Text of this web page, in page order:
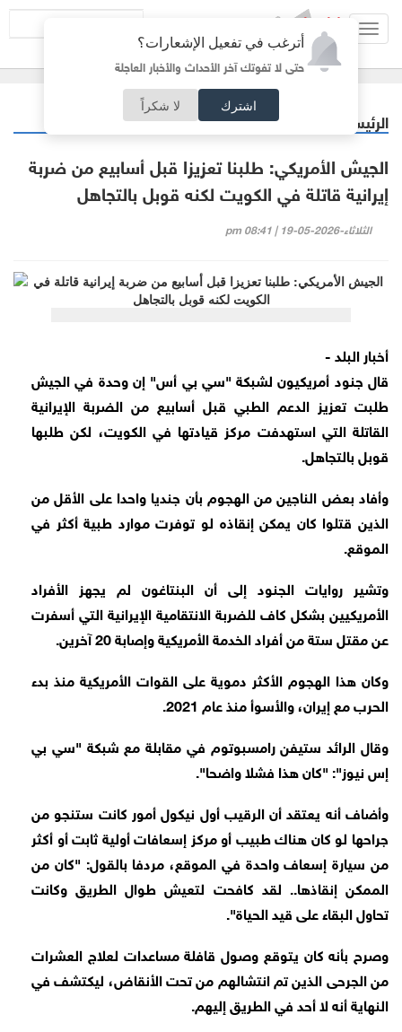
أترغب في تفعيل الإشعارات؟
حتى لا تفوتك آخر الأحداث والأخبار العاجلة
اشترك لا شكراً
الرئيسية عربي دولي
الجيش الأمريكي: طلبنا تعزيزا قبل أسابيع من ضربة
إيرانية قاتلة في الكويت لكنه قوبل بالتجاهل
الثلاثاء-2026-05-19 | 08:41 pm
أخبار البلد -
قال جنود أمريكيون لشبكة "سي بي أس" إن وحدة في الجيش
طلبت تعزيز الدعم الطبي قبل أسابيع من الضربة الإيرانية
القاتلة التي استهدفت مركز قيادتها في الكويت، لكن طلبها
قوبل بالتجاهل.
وأفاد بعض الناجين من الهجوم بأن جنديا واحدا على الأقل من
الذين قتلوا كان يمكن إنقاذه لو توفرت موارد طبية أكثر في
الموقع.
وتشير روايات الجنود إلى أن البنتاغون لم يجهز الأفراد
الأمريكيين بشكل كاف للضربة الانتقامية الإيرانية التي أسفرت
عن مقتل ستة من أفراد الخدمة الأمريكية وإصابة 20 آخرين.
وكان هذا الهجوم الأكثر دموية على القوات الأمريكية منذ بدء
الحرب مع إيران، والأسوأ منذ عام 2021.
وقال الرائد ستيفن رامسبوتوم في مقابلة مع شبكة "سي بي
إس نيوز": "كان هذا فشلا واضحا".
وأضاف أنه يعتقد أن الرقيب أول نيكول أمور كانت ستنجو من
جراحها لو كان هناك طبيب أو مركز إسعافات أولية ثابت أو أكثر
من سيارة إسعاف واحدة في الموقع، مردفا بالقول: "كان من
الممكن إنقاذها.. لقد كافحت لتعيش طوال الطريق وكانت
تحاول البقاء على قيد الحياة".
وصرح بأنه كان يتوقع وصول قافلة مساعدات لعلاج العشرات
من الجرحى الذين تم انتشالهم من تحت الأنقاض، ليكتشف في
النهاية أنه لا أحد في الطريق إليهم.